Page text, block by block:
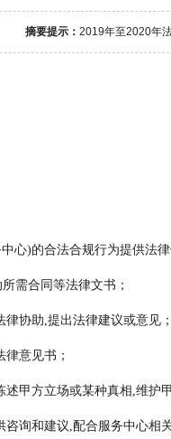
摘要提示： 2019年至2020年
)的合法合规行为提供法律
需合同等法律文书；
协助,提出法律建议或意见；
意见书；
甲方立场或某种真相,维护
询和建议,配合服务中心相